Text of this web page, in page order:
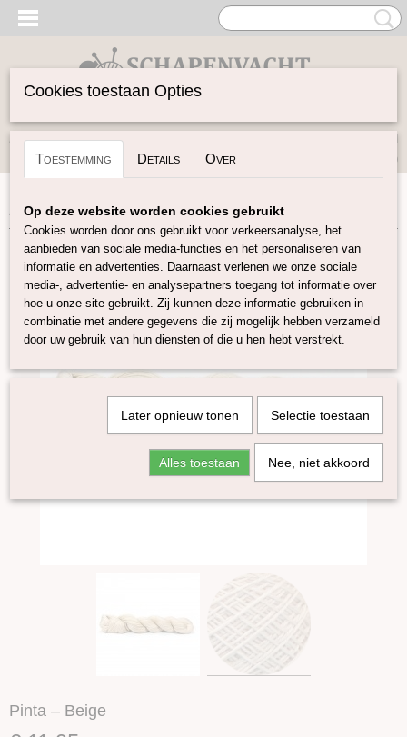
Inloggen Registreren
(0)
Home>Garen>Merken>Pascuali>Pinta
Pinta – Beige
Cookies toestaan Opties
Toestemming Details Over
Op deze website worden cookies gebruikt
Cookies worden door ons gebruikt voor verkeersanalyse, het
aanbieden van sociale media-functies en het personaliseren van
informatie en advertenties. Daarnaast verlenen we onze sociale
media-, advertentie- en analysepartners toegang tot informatie over
hoe u onze site gebruikt. Zij kunnen deze informatie gebruiken in
combinatie met andere gegevens die zij mogelijk hebben verzameld
door uw gebruik van hun diensten of die u hen hebt verstrekt.
Later opnieuw tonen Selectie toestaan
Alles toestaan Nee, niet akkoord